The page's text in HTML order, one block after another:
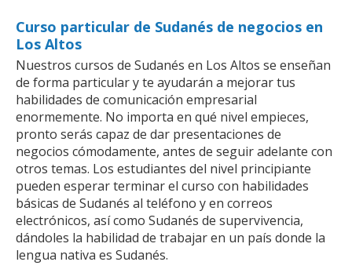
Curso particular de Sudanés de negocios en
Los Altos
Nuestros cursos de Sudanés en Los Altos se enseñan
de forma particular y te ayudarán a mejorar tus
habilidades de comunicación empresarial
enormemente. No importa en qué nivel empieces,
pronto serás capaz de dar presentaciones de
negocios cómodamente, antes de seguir adelante con
otros temas. Los estudiantes del nivel principiante
pueden esperar terminar el curso con habilidades
básicas de Sudanés al teléfono y en correos
electrónicos, así como Sudanés de supervivencia,
dándoles la habilidad de trabajar en un país donde la
lengua nativa es Sudanés.